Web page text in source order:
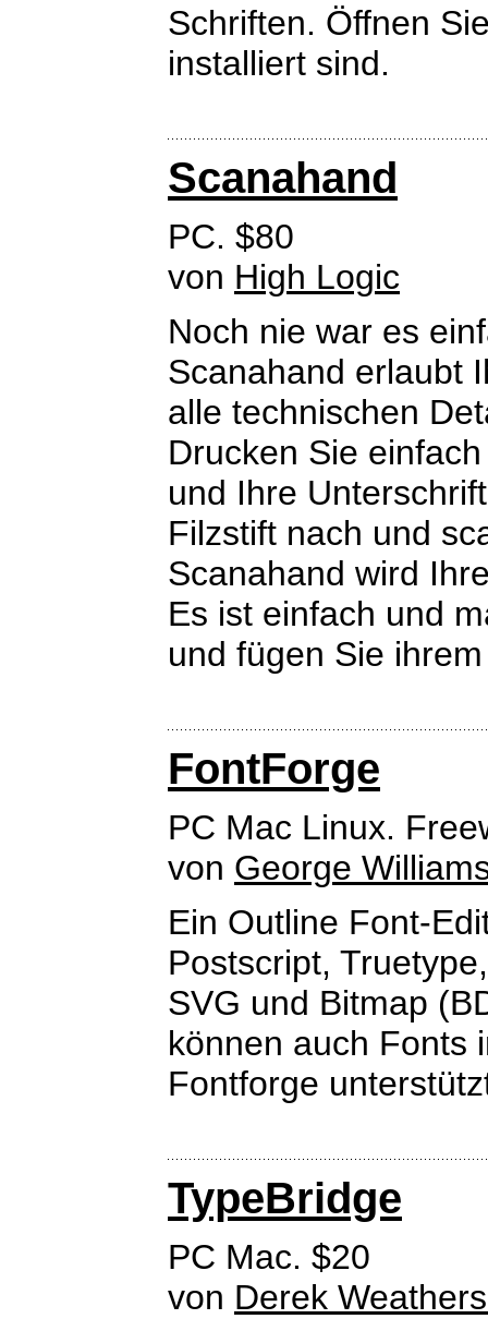
Schriften. Öffnen
installiert sind.
Scanahand
PC. $80
von High Logic
Noch nie war es
Scanahand erlaubt
alle technischen
Drucken Sie
und Ihre
Filzstift nach und
Scanahand wird
Es ist einfach und
und fügen Sie
FontForge
PC Mac Linux.
von George
Ein Outline Font-
Postscript,
SVG und Bitmap
können auch Fonts
Fontforge
TypeBridge
PC Mac. $20
von Derek